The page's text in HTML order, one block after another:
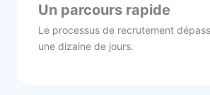
Un parcours rapide
Le processus de recrutement
une dizaine de jours.